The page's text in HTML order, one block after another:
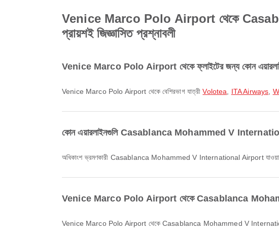
Venice Marco Polo Airport থেকে
প্রায়শই জিজ্ঞাসিত প্রশ্নাবলী
Venice Marco Polo Airport থেকে ফ্লাইটের জন্য কোন
Venice Marco Polo Airport থেকে বেশিরভাগ যাত্রীVolotea ITA Airways
কোন এয়ারলাইনগুলি Casablanca Mohammed V
অধিকাংশ ভ্রমণকারী Casablanca Mohammed V International Airport
Venice Marco Polo Airport থেকে Casablanca
Venice Marco Polo Airport থেকে Casablanca Mohammed V